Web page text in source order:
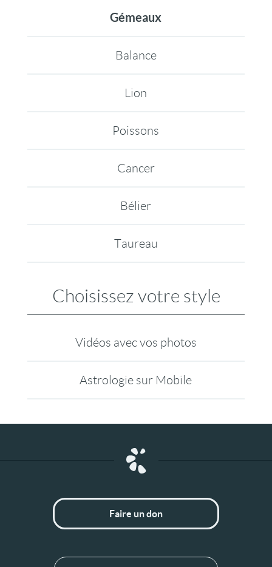
Gémeaux
Balance
Lion
Poissons
Cancer
Bélier
Taureau
Choisissez votre style
Vidéos avec vos photos
Astrologie sur Mobile
Faire un don